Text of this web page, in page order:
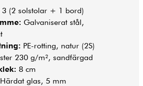
3 (2 solstolar + 1 bord)
Galvaniserat stål,
PE-rotting, natur (2S)
230 g/m², sandfärgad
8 cm
Härdat glas, 5 mm